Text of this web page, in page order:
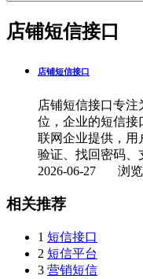
店铺短信接口
店铺短信接口
店铺短信接口专
位，企业的短信接
联网企业提供，用
验证、找回密码、
2026-06-27 浏
相关推荐
1 短信接口
2 短信平台
3 营销短信